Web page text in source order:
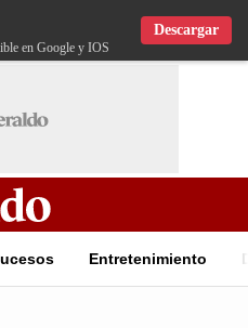
en Google y IOS
Descargar
Entretenimiento